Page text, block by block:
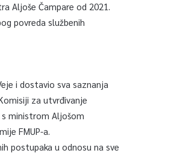
Aljoše Čampare od 2021.
povreda službenih
i dostavio sva saznanja
za utvrđivanje
ministrom Aljošom
FMUP-a.
postupaka u odnosu na sve